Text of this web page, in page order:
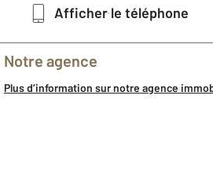
Afficher le téléphone
Notre agence
Plus d’information sur notre agence